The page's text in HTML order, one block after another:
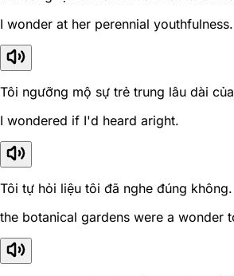
I wonder at her perennial youthfulness.
Tôi ngưỡng mộ sự trẻ trung lâu dài
I wondered if I'd heard aright.
Tôi tự hỏi liệu tôi đã nghe đúng không.
the botanical gardens were a wonder